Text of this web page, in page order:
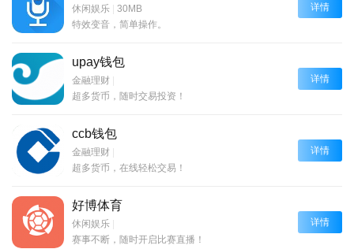
休闲娱乐 | 30MB
特效变音，简单操作。
详情
upay钱包
金融理财 |
超多货币，随时交易投资！
详情
ccb钱包
金融理财 |
超多货币，在线轻松交易！
详情
好博体育
休闲娱乐 |
赛事不断，随时开启比赛直播！
详情